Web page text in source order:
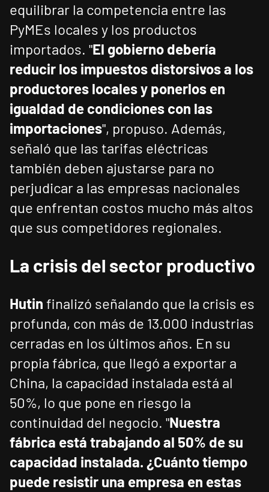
equilibrar la competencia entre las
PyMEs locales y los productos
importados. "El gobierno debería
reducir los impuestos distorsivos a los
productores locales y ponerlos en
igualdad de condiciones con las
importaciones", propuso. Además,
señaló que las tarifas eléctricas
también deben ajustarse para no
perjudicar a las empresas nacionales
que enfrentan costos mucho más altos
que sus competidores regionales.
La crisis del sector productivo
Hutin finalizó señalando que la crisis es
profunda, con más de 13.000 industrias
cerradas en los últimos años. En su
propia fábrica, que llegó a exportar a
China, la capacidad instalada está al
50%, lo que pone en riesgo la
continuidad del negocio. "Nuestra
fábrica está trabajando al 50% de su
capacidad instalada. ¿Cuánto tiempo
puede resistir una empresa en estas